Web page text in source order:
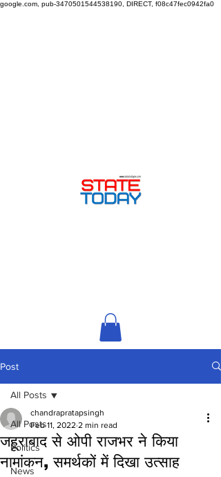
google.com, pub-3470501544538190, DIRECT, f08c47fec0942fa0
Post
All Posts
Politics
News
All Posts
जहूराबाद से ओपी राजभर ने किया
नामांकन, समर्थकों में दिखा उत्साह
chandrapratapsingh
Feb 11, 2022 2 min read